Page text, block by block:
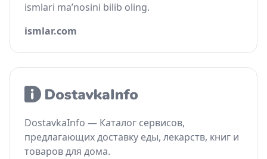
ismlari ma’nosini bilib oling.
ismlar.com
DostavkaInfo — Каталог сервисов,
предлагающих доставку еды, лекарств, книг и
товаров для дома.